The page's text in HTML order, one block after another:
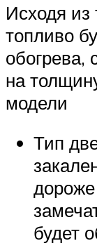
Исходя из
топливо
обогрева,
на
модели
Тип
дороже
будет